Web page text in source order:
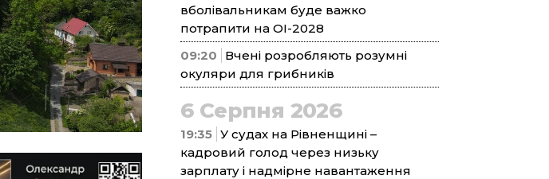
вболівальникам буде важко
потрапити на ОІ-2028
09:20
Вчені розробляють розумні
окуляри для грибників
6 Серпня 2026
19:35 У судах на Рівненщині –
кадровий голод через низьку
зарплату і надмірне навантаження